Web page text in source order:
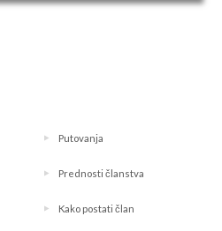
Putovanja
Prednosti članstva
Kako postati član